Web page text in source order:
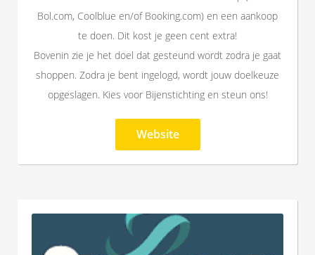
Bol.com, Coolblue en/of Booking.com) en een aankoop
te doen. Dit kost je geen cent extra!
Bovenin zie je het doel dat gesteund wordt zodra je gaat
shoppen. Zodra je bent ingelogd, wordt jouw doelkeuze
opgeslagen. Kies voor Bijenstichting en steun ons!
Website